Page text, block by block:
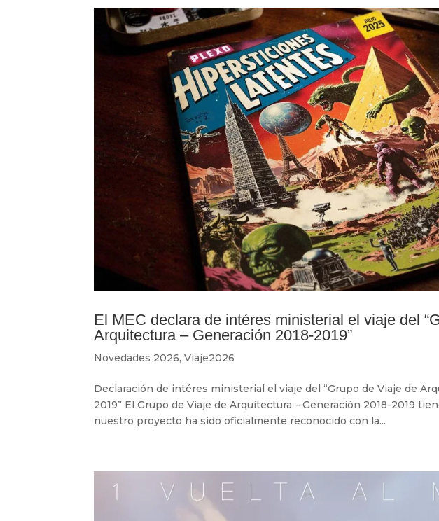
El MEC declara de intéres ministerial el viaje del
Arquitectura – Generación 2018-2019”
Novedades 2026,Viaje2026
Declaración de intéres ministerial el viaje del “Grupo de Viaje de
2019” El Grupo de Viaje de Arquitectura – Generación 2018-2019
nuestro proyecto ha sido oficialmente reconocido con la...